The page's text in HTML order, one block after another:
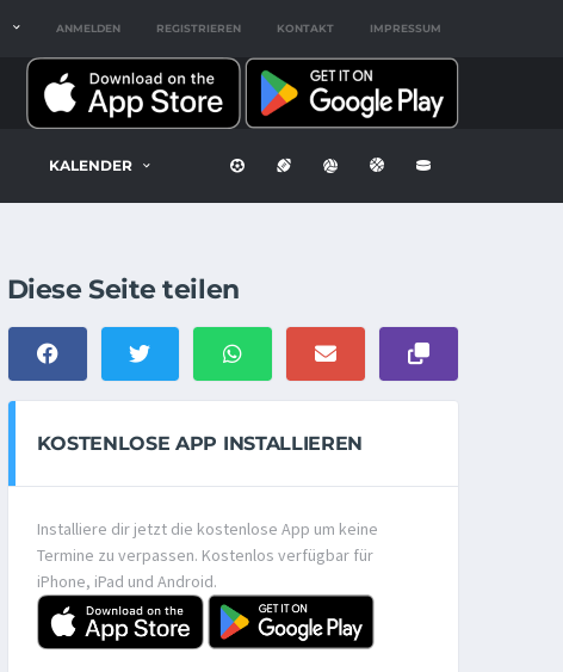
ANMELDEN REGISTRIEREN KONTAKT IMPRESSUM
KALENDER
Diese Seite teilen
KOSTENLOSE APP INSTALLIEREN
Installiere dir jetzt die kostenlose App um keine
Termine zu verpassen. Kostenlos verfügbar für
iPhone, iPad und Android.